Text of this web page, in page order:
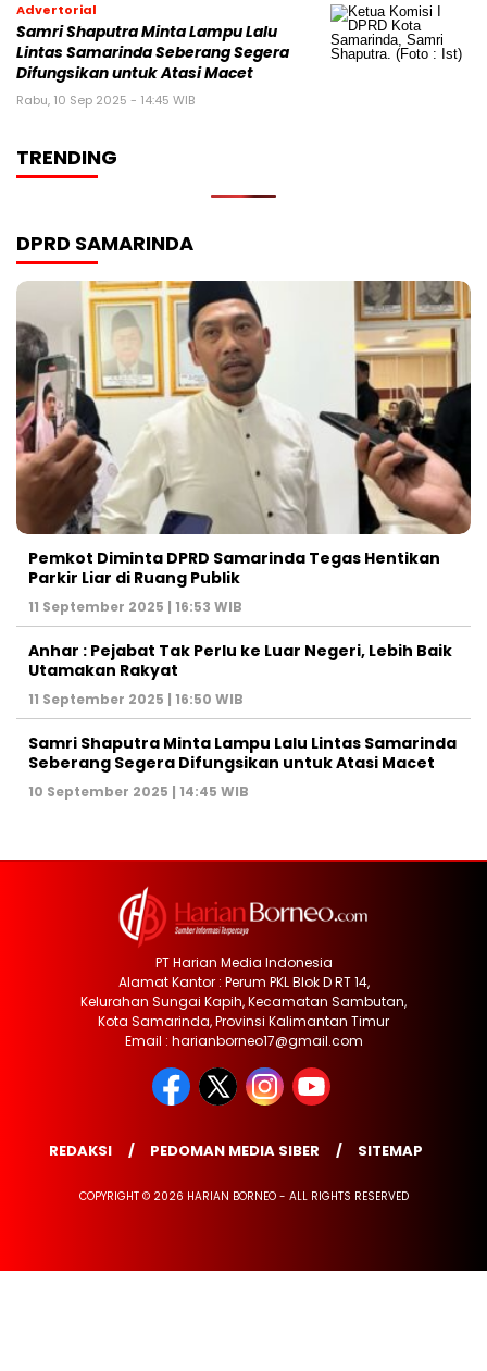
Advertorial
Samri Shaputra Minta Lampu Lalu
Lintas Samarinda Seberang Segera
Difungsikan untuk Atasi Macet
Rabu, 10 Sep 2025 - 14:45 WIB
TRENDING
DPRD SAMARINDA
Pemkot Diminta DPRD Samarinda Tegas Hentikan
Parkir Liar di Ruang Publik
11 September 2025 | 16:53 WIB
Anhar : Pejabat Tak Perlu ke Luar Negeri, Lebih Baik
Utamakan Rakyat
11 September 2025 | 16:50 WIB
Samri Shaputra Minta Lampu Lalu Lintas Samarinda
Seberang Segera Difungsikan untuk Atasi Macet
10 September 2025 | 14:45 WIB
PT Harian Media Indonesia
Alamat Kantor : Perum PKL Blok D RT 14,
Kelurahan Sungai Kapih, Kecamatan Sambutan,
Kota Samarinda, Provinsi Kalimantan Timur
Email : harianborneo17@gmail.com
REDAKSI PEDOMAN MEDIA SIBER SITEMAP
COPYRIGHT © 2026 HARIAN BORNEO - ALL RIGHTS RESERVED